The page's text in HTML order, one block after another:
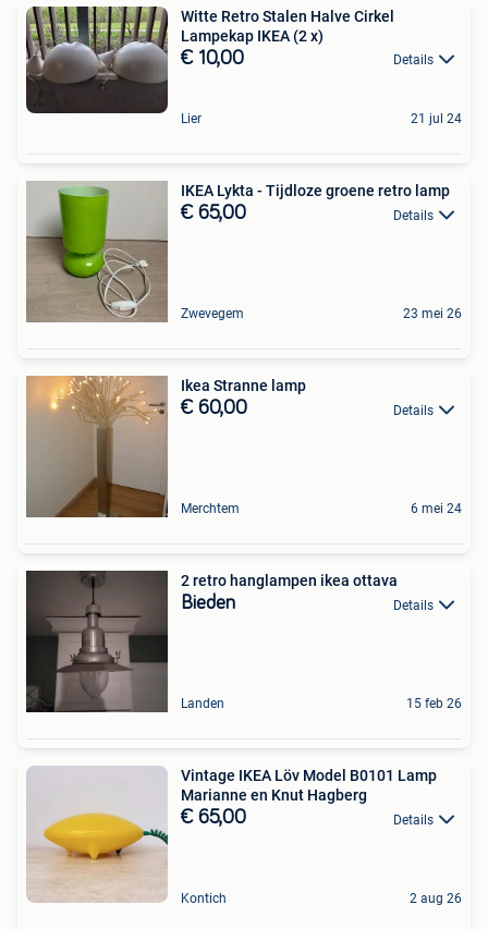
Witte Retro Stalen Halve Cirkel
Lampekap IKEA (2 x)
€ 10,00 Details
Lier 21 jul 24
IKEA Lykta - Tijdloze groene retro lamp
€ 65,00 Details
Zwevegem 23 mei 26
Ikea Stranne lamp
€ 60,00 Details
Merchtem 6 mei 24
2 retro hanglampen ikea ottava
Bieden Details
Landen 15 feb 26
Vintage IKEA Löv Model B0101 Lamp
Marianne en Knut Hagberg
€ 65,00 Details
Kontich 2 aug 26